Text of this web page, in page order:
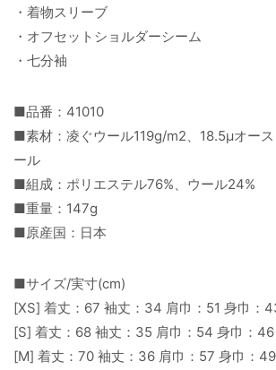
・着物スリーブ
・オフセットショルダーシーム
・七分袖
■品番：41010
■素材：凌ぐウール119g/m2、18.5μオー
ール
■組成：ポリエステル76%、ウール24%
■重量：147g
■原産国：日本
■サイズ/実寸(cm)
[XS] 着丈：67 袖丈：34 肩巾：51 身巾：
[S] 着丈：68 袖丈：35 肩巾：54 身巾：
[M] 着丈：70 袖丈：36 肩巾：57 身巾：